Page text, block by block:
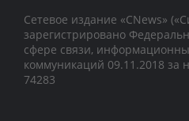
Сетевое издание «CNews»
зарегистрировано
сфере связи,
коммуникаций 09.11.2018
74283